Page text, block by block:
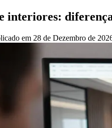
interiores:
em 28 de Dezembro de